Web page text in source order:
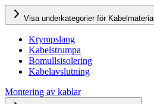
Visa underkategorier för Kabelmaterial
Krympslang
Kabelstrumpa
Bomullsisolering
Kabelavslutning
Montering av kablar